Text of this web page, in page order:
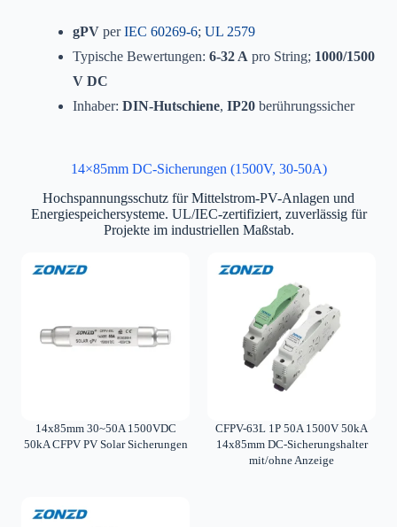
gPV perIEC 60269-6; UL 2579
Typische Bewertungen: 6-32 A pro String; 1000/1500
V DC
Inhaber: DIN-Hutschiene, IP20 berührungssicher
14×85mm DC-Sicherungen (1500V, 30-50A)
Hochspannungsschutz für Mittelstrom-PV-Anlagen und
Energiespeichersysteme. UL/IEC-zertifiziert, zuverlässig für
Projekte im industriellen Maßstab.
14x85mm 30~50A 1500VDC
50kA CFPV PV Solar Sicherungen
CFPV-63L 1P 50A 1500V 50kA
14x85mm DC-Sicherungshalter
mit/ohne Anzeige